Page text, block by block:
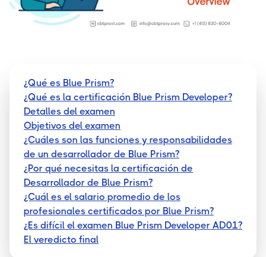
¿Qué es Blue Prism?
¿Qué es la certificación Blue Prism Developer?
Detalles del examen
Objetivos del examen
¿Cuáles son las funciones y responsabilidades
de un desarrollador de Blue Prism?
¿Por qué necesitas la certificación de
Desarrollador de Blue Prism?
¿Cuál es el salario promedio de los
profesionales certificados por Blue Prism?
¿Es difícil el examen Blue Prism Developer AD01?
El veredicto final